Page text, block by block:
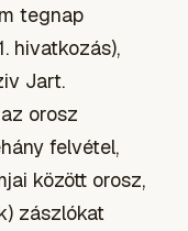
tegnap
hivatkozás),
Jart.
orosz
felvétel,
között orosz,
zászlókat